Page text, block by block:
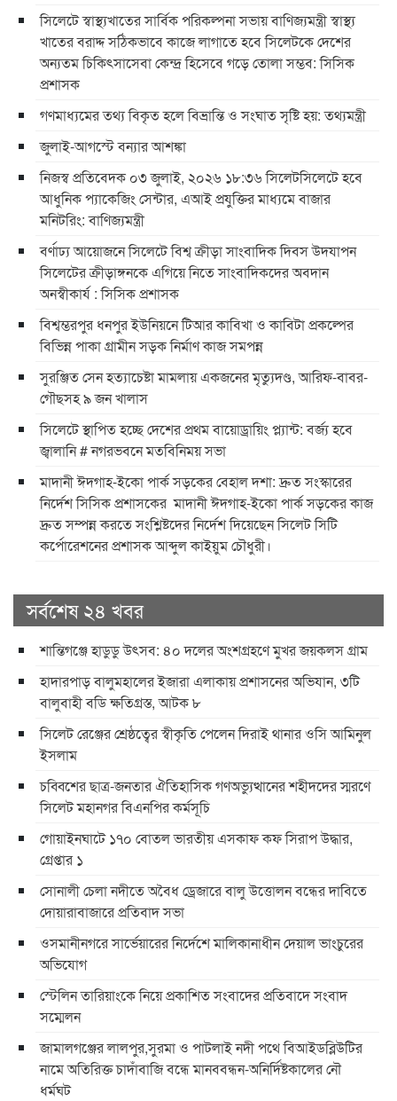
সিলেটে স্বাস্থ্যখাতের সার্বিক পরিকল্পনা সভায় বাণিজ্যমন্ত্রী স্বাস্থ্য
খাতের বরাদ্দ সঠিকভাবে কাজে লাগাতে হবে সিলেটকে দেশের
অন্যতম চিকিৎসাসেবা কেন্দ্র হিসেবে গড়ে তোলা সম্ভব: সিসিক
প্রশাসক
গণমাধ্যমের তথ্য বিকৃত হলে বিভ্রান্তি ও সংঘাত সৃষ্টি হয়: তথ্যমন্ত্রী
জুলাই-আগস্টে বন্যার আশঙ্কা
নিজস্ব প্রতিবেদক ০৩ জুলাই, ২০২৬ ১৮:৩৬ সিলেটসিলেটে হবে
আধুনিক প্যাকেজিং সেন্টার, এআই প্রযুক্তির মাধ্যমে বাজার
মনিটরিং: বাণিজ্যমন্ত্রী
বর্ণাঢ্য আয়োজনে সিলেটে বিশ্ব ক্রীড়া সাংবাদিক দিবস উদযাপন
সিলেটের ক্রীড়াঙ্গনকে এগিয়ে নিতে সাংবাদিকদের অবদান
অনস্বীকার্য : সিসিক প্রশাসক
বিশ্বম্ভরপুর ধনপুর ইউনিয়নে টিআর কাবিখা ও কাবিটা প্রকল্পের
বিভিন্ন পাকা গ্রামীন সড়ক নির্মাণ কাজ সমপন্ন
সুরঞ্জিত সেন হত্যাচেষ্টা মামলায় একজনের মৃত্যুদণ্ড, আরিফ-বাবর-
গৌছসহ ৯ জন খালাস
​সিলেটে স্থাপিত হচ্ছে দেশের প্রথম বায়োড্রায়িং প্ল্যান্ট: বর্জ্য হবে
জ্বালানি ​# নগরভবনে মতবিনিময় সভা
​মাদানী ঈদগাহ-ইকো পার্ক সড়কের বেহাল দশা: দ্রুত সংস্কারের
নির্দেশ সিসিক প্রশাসকের ​ ​মাদানী ঈদগাহ-ইকো পার্ক সড়কের কাজ
দ্রুত সম্পন্ন করতে সংশ্লিষ্টদের নির্দেশ দিয়েছেন সিলেট সিটি
কর্পোরেশনের প্রশাসক আব্দুল কাইয়ুম চৌধুরী।
সর্বশেষ ২৪ খবর
শান্তিগঞ্জে হাডুডু উৎসব: ৪০ দলের অংশগ্রহণে মুখর জয়কলস গ্রাম
হাদারপাড় বালুমহালের ইজারা এলাকায় প্রশাসনের অভিযান, ৩টি
বালুবাহী বডি ক্ষতিগ্রস্ত, আটক ৮
সিলেট রেঞ্জের শ্রেষ্ঠত্বের স্বীকৃতি পেলেন দিরাই থানার ওসি আমিনুল
ইসলাম
চব্বিশের ছাত্র-জনতার ঐতিহাসিক গণঅভ্যুত্থানের শহীদদের স্মরণে
সিলেট মহানগর বিএনপির কর্মসূচি
গোয়াইনঘাটে ১৭০ বোতল ভারতীয় এসকাফ কফ সিরাপ উদ্ধার,
গ্রেপ্তার ১
সোনালী চেলা নদীতে অবৈধ ড্রেজারে বালু উত্তোলন বন্ধের দাবিতে
দোয়ারাবাজারে প্রতিবাদ সভা
ওসমানীনগরে সার্ভেয়ারের নির্দেশে মালিকানাধীন দেয়াল ভাংচুরের
অভিযোগ
স্টেলিন তারিয়াংকে নিয়ে প্রকাশিত সংবাদের প্রতিবাদে সংবাদ
সম্মেলন
জামালগঞ্জের লালপুর,সুরমা ও পাটলাই নদী পথে বিআইডব্লিউটির
নামে অতিরিক্ত চাদাঁবাজি বন্ধে মানববন্ধন-অনির্দিষ্টকালের নৌ
ধর্মঘট